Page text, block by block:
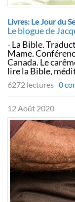
Livres: Le Jour du
Le blogue de
- La Bible.
Mame.
Canada. Le
lire la Bible,
6272 lectures 0
12 Août 2020